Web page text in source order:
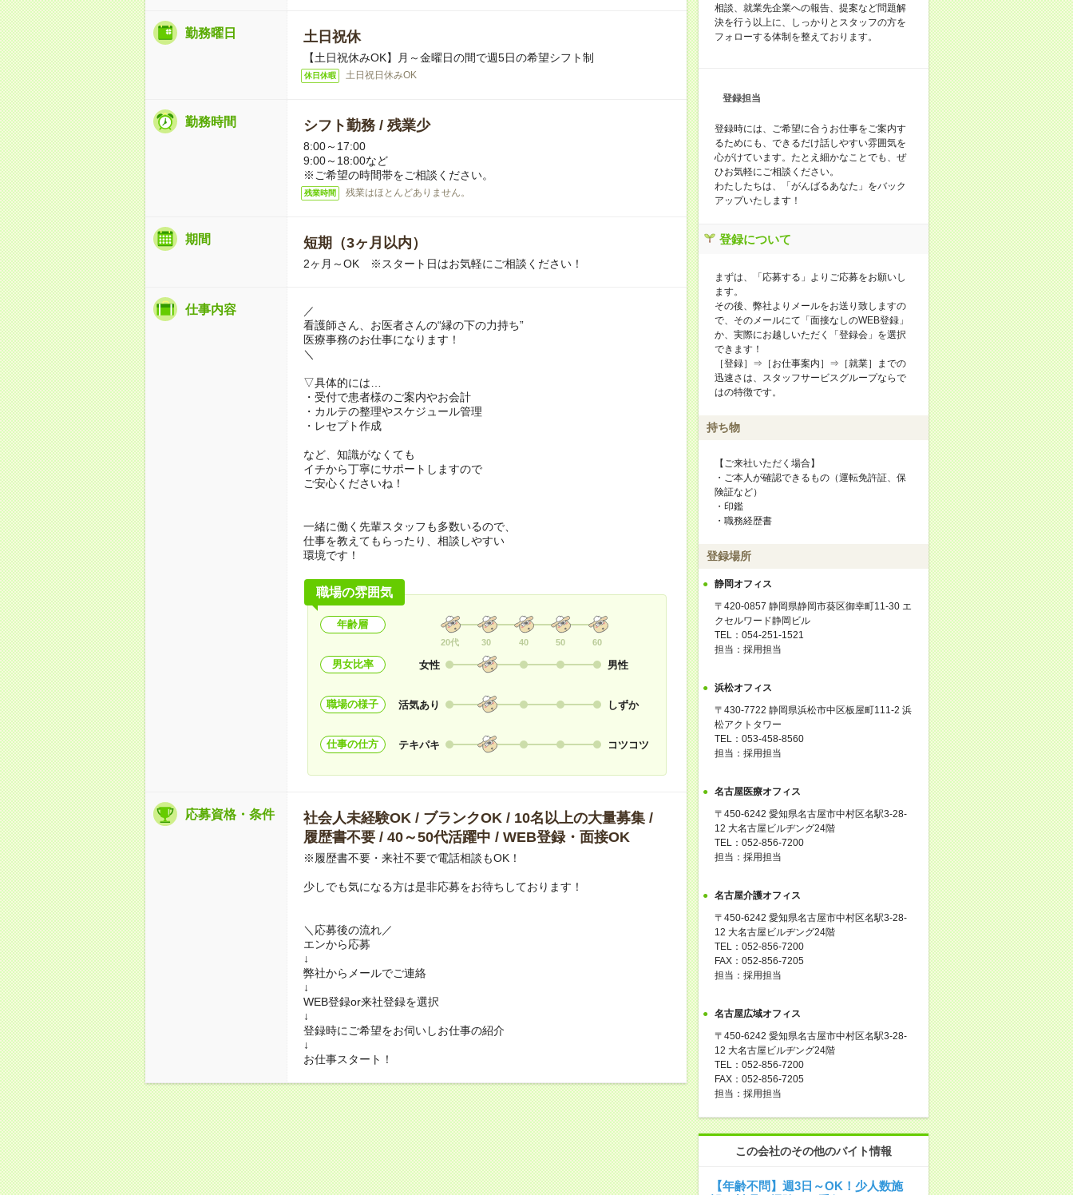
勤務曜日 土日祝休
【土日祝休みOK】月～金曜日の間で週5日の希望シフト制
休日休暇 土日祝日休みOK
勤務時間 シフト勤務 / 残業少
8:00～17:00
9:00～18:00など
※ご希望の時間帯をご相談ください。
残業時間 残業はほとんどありません。
期間 短期（3ヶ月以内）
2ヶ月～OK ※スタート日はお気軽にご相談ください！
仕事内容
／
看護師さん、お医者さんの“縁の下の力持ち”
医療事務のお仕事になります！
＼
▽具体的には…
・受付で患者様のご案内やお会計
・カルテの整理やスケジュール管理
・レセプト作成
など、知識がなくても
イチから丁寧にサポートしますので
ご安心くださいね！
一緒に働く先輩スタッフも多数いるので、
仕事を教えてもらったり、相談しやすい
環境です！
職場の雰囲気
年齢層
20代 30 40 50 60
男女比率 女性 男性
職場の様子 活気あり しずか
仕事の仕方 テキパキ コツコツ
応募資格・条件
社会人未経験OK / ブランクOK / 10名以上の大量募集 /
履歴書不要 / 40～50代活躍中 / WEB登録・面接OK
※履歴書不要・来社不要で電話相談もOK！
少しでも気になる方は是非応募をお待ちしております！
＼応募後の流れ／
エンから応募
↓
弊社からメールでご連絡
↓
WEB登録or来社登録を選択
↓
登録時にご希望をお伺いしお仕事の紹介
↓
お仕事スタート！
相談、就業先企業への報告、提案など問題解
決を行う以上に、しっかりとスタッフの方を
フォローする体制を整えております。
登録担当
登録時には、ご希望に合うお仕事をご案内す
るためにも、できるだけ話しやすい雰囲気を
心がけています。たとえ細かなことでも、ぜ
ひお気軽にご相談ください。
わたしたちは、「がんばるあなた」をバック
アップいたします！
登録について
まずは、「応募する」よりご応募をお願いし
ます。
その後、弊社よりメールをお送り致しますの
で、そのメールにて「面接なしのWEB登録」
か、実際にお越しいただく「登録会」を選択
できます！
［登録］⇒［お仕事案内］⇒［就業］までの
迅速さは、スタッフサービスグループならで
はの特徴です。
持ち物
【ご来社いただく場合】
・ご本人が確認できるもの（運転免許証、保
険証など）
・印鑑
・職務経歴書
登録場所
静岡オフィス
〒420-0857 静岡県静岡市葵区御幸町11-30 エ
クセルワード静岡ビル
TEL：054-251-1521
担当：採用担当
浜松オフィス
〒430-7722 静岡県浜松市中区板屋町111-2 浜
松アクトタワー
TEL：053-458-8560
担当：採用担当
名古屋医療オフィス
〒450-6242 愛知県名古屋市中村区名駅3-28-
12 大名古屋ビルヂング24階
TEL：052-856-7200
担当：採用担当
名古屋介護オフィス
〒450-6242 愛知県名古屋市中村区名駅3-28-
12 大名古屋ビルヂング24階
TEL：052-856-7200
FAX：052-856-7205
担当：採用担当
名古屋広域オフィス
〒450-6242 愛知県名古屋市中村区名駅3-28-
12 大名古屋ビルヂング24階
TEL：052-856-7200
FAX：052-856-7205
担当：採用担当
この会社のその他のバイト情報
【年齢不問】週3日～OK！少人数施